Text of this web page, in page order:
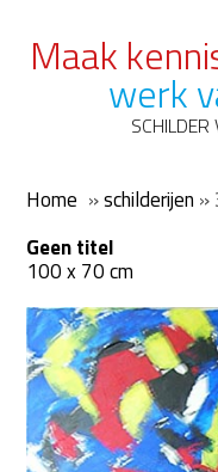
Maak
werk
Home »schilderijen »
Geen titel
100 x 70 cm